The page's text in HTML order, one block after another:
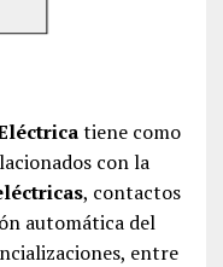
tiene como
con la
, contactos
automática del
entre